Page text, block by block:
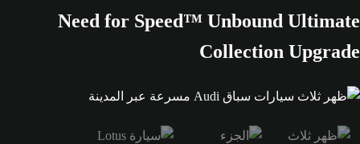
Need for Speed™ Unbound Ultimate
Collection Upgrade
ظهر ثلاث سيارات سباق Audi مسرعة عبر المدينة is now the current item in the media gallery